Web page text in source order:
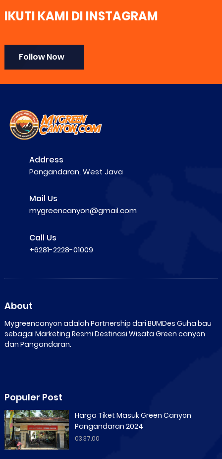
IKUTI KAMI DI INSTAGRAM
Follow Now
Address
Pangandaran, West Java
Mail Us
mygreencanyon@gmail.com
Call Us
+6281-2228-01009
About
Mygreencanyon adalah Partnership dari BUMDes Guha bau
sebagai Marketing Resmi Destinasi Wisata Green canyon
dan Pangandaran.
Populer Post
Harga Tiket Masuk Green Canyon
Pangandaran 2024
03.37.00